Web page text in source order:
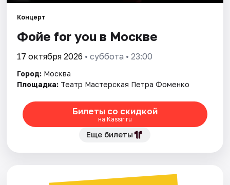
Концерт
Фойе for you в Москве
17 октября 2026 • суббота • 23:00
Город: Москва
Площадка: Театр Мастерская Петра Фоменко
Билеты со скидкой
на Kassir.ru
Еще билеты